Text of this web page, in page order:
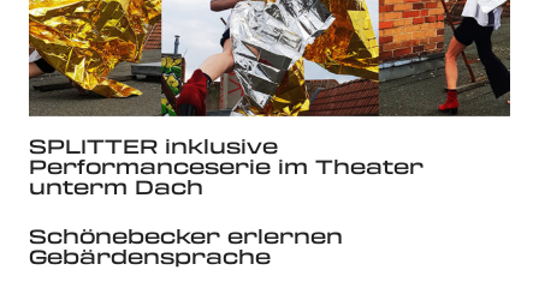
SPLITTER inklusive
Performanceserie im Theater
unterm Dach
Schönebecker erlernen
Gebärdensprache